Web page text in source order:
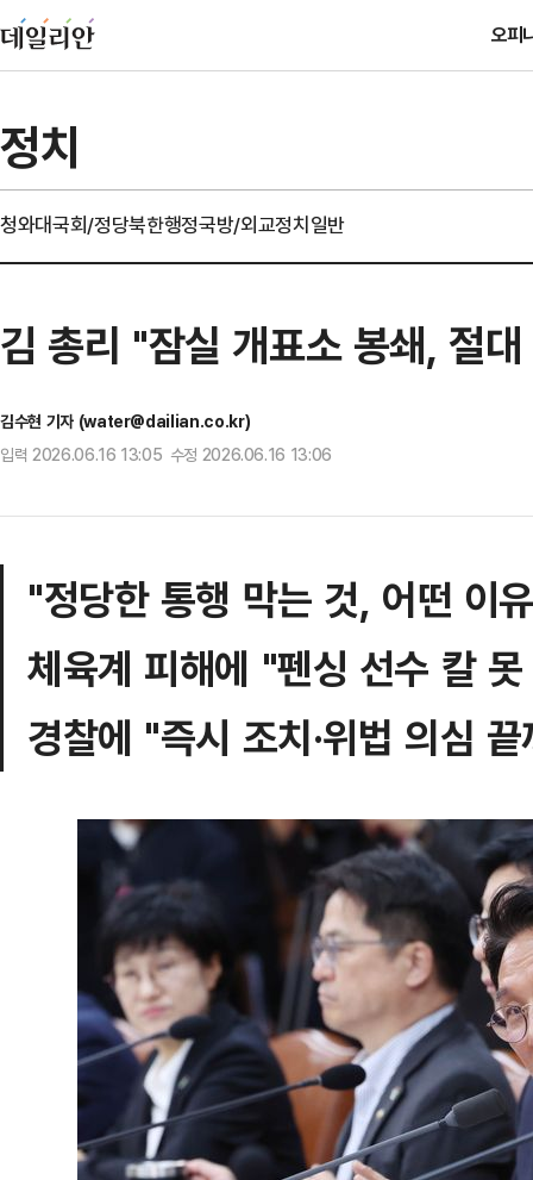
오피
정치
청와대국회/정당북한행정국방/외교정치일반
김 총리 "잠실 개표소 봉쇄, 절
김수현 기자 (water@dailian.co.kr)
입력 2026.06.16 13:05 수정 2026.06.16 13:06
"정당한 통행 막는 것, 어떤 이
체육계 피해에 "펜싱 선수 칼
경찰에 "즉시 조치·위법 의심